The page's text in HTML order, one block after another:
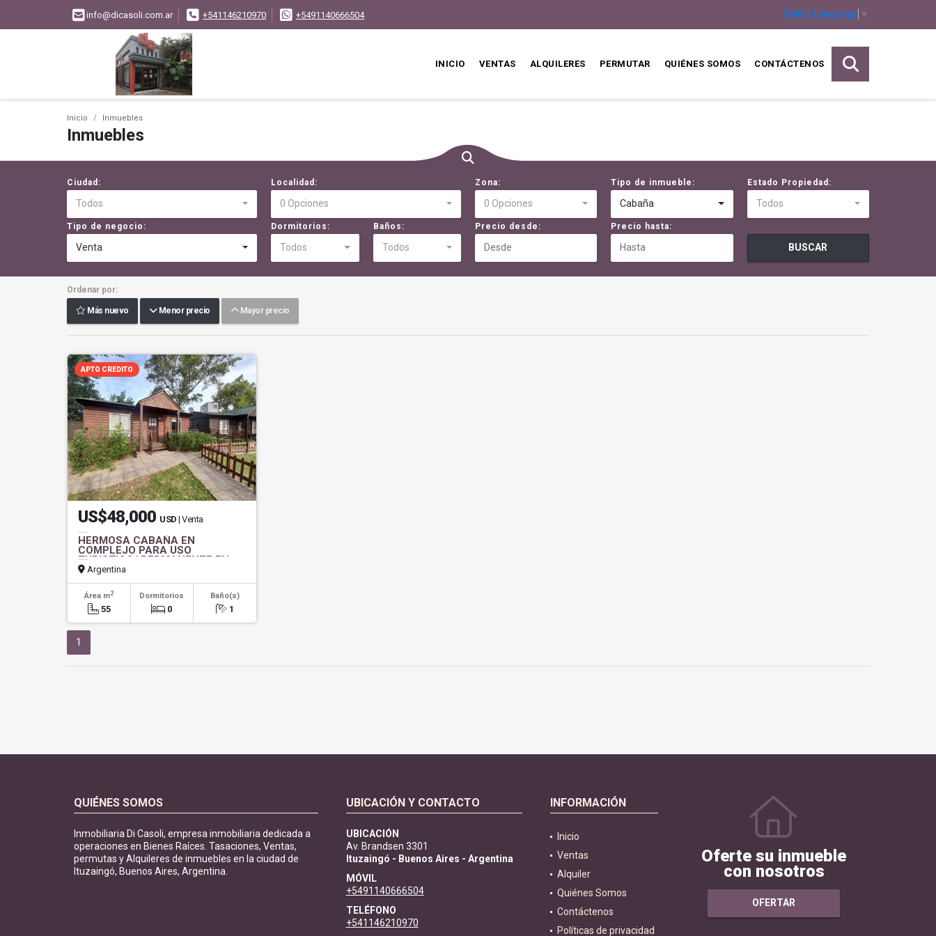
info@dicasoli.com.ar +541146210970 +5491140666504 Select Language ▼
INICIO VENTAS ALQUILERES PERMUTAR QUIÉNES SOMOS CONTÁCTENOS
Inicio Inmuebles
Inmuebles
Ciudad:
Todos
Localidad:
0 Opciones
Zona:
0 Opciones
Tipo de inmueble:
Cabaña
Estado Propiedad:
Todos
Tipo de negocio:
Venta
Dormitorios:
Todos
Baños:
Todos
Precio desde: Precio hasta:
BUSCAR
Ordenar por:
Más nuevo Menor precio Mayor precio
APTO CREDITO
US$48,000 USD | Venta
HERMOSA CABAÑA EN
COMPLEJO PARA USO
TURISTICO/ PERMANENTE EN
VENTA.
Argentina
Área m2
55
Dormitorios
0
Baño(s)
1
1
QUIÉNES SOMOS
Inmobiliaria Di Casoli, empresa inmobiliaria dedicada a
operaciones en Bienes Raíces. Tasaciones, Ventas,
permutas y Alquileres de inmuebles en la ciudad de
Ituzaingó, Buenos Aires, Argentina.
UBICACIÓN Y CONTACTO
UBICACIÓN
Av. Brandsen 3301
Ituzaingó - Buenos Aires - Argentina
MÓVIL
+5491140666504
TELÉFONO
+541146210970
INFORMACIÓN
Inicio
Ventas
Alquiler
Quiénes Somos
Contáctenos
Políticas de privacidad
Oferte su inmueble
con nosotros
OFERTAR